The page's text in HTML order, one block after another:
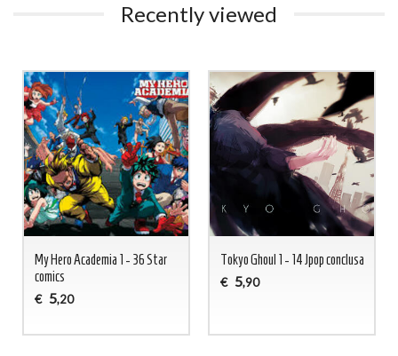
Recently viewed
My Hero Academia 1 - 36 Star
comics
€ 5,20
Tokyo Ghoul 1 - 14 Jpop conclusa
€ 5,90